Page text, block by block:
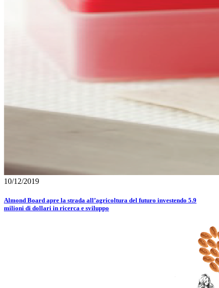
10/12/2019
Almond Board apre la strada all’agricoltura del futuro investendo 5.9
milioni di dollari in ricerca e sviluppo